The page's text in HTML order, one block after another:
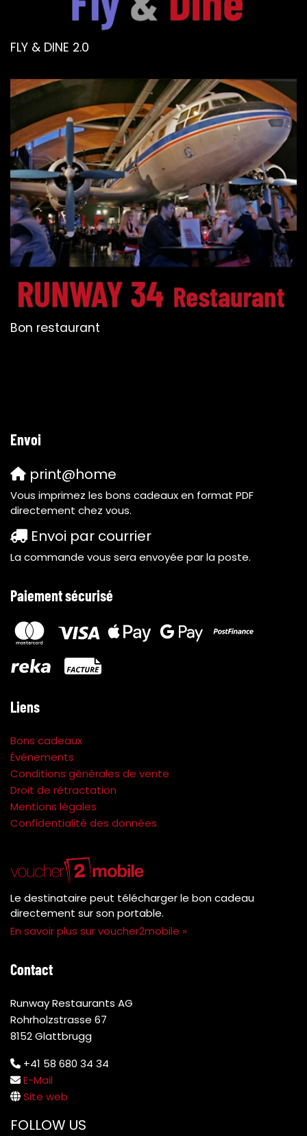
FLY & DINE 2.0
Bon restaurant
Envoi
print@home
Vous imprimez les bons cadeaux en format PDF
directement chez vous.
Envoi par courrier
La commande vous sera envoyée par la poste.
Paiement sécurisé
Liens
Bons cadeaux
Événements
Conditions générales de vente
Droit de rétractation
Mentions légales
Confidentialité des données
Le destinataire peut télécharger le bon cadeau
directement sur son portable.
En savoir plus sur voucher2mobile »
Contact
Runway Restaurants AG
Rohrholzstrasse 67
8152 Glattbrugg
+41 58 680 34 34
E-Mail
Site web
FOLLOW US